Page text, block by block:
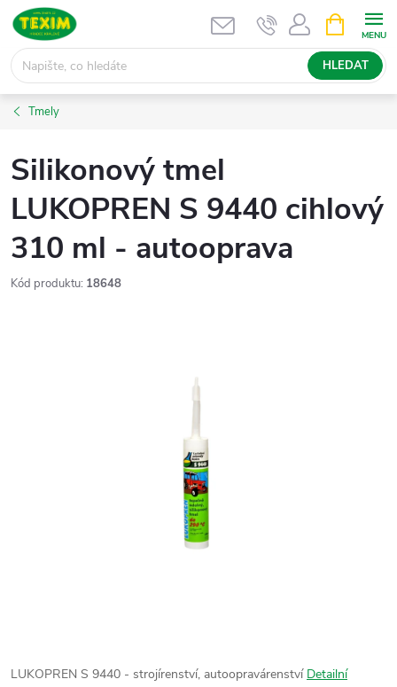
Přejít
obsah
HLEDAT
NÁKUPNÍ
KOŠÍK
Tmely
Silikonový tmel
LUKOPREN S 9440 cihlový
310 ml - autooprava
Kód produktu: 18648
LUKOPREN S 9440 - strojírenství, autoopravárenství Detailní